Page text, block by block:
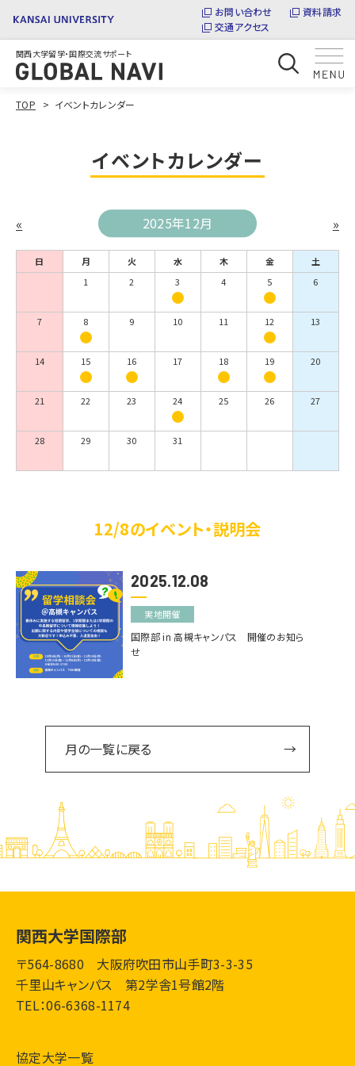
お問い合わせ
資料請求
交通アクセス
関西大学留学・国際交流サポート
TOP イベントカレンダー
イベントカレンダー
2025年12月
« »
日 月 火 水 木 金
土
1
2 3 4 5 6
7 8 9 10 11 12 13
14 15 16 17 18 19 20
21 22 23 24 25 26 27
28 29 30 31
12/8のイベント・説明会
2025.12.08
実地開催
国際部 in 高槻キャンパス 開催のお知ら
せ
月の一覧に戻る
関西大学国際部
〒564-8680 大阪府吹田市山手町3-3-35
千里山キャンパス 第2学舎1号館2階
TEL：06-6368-1174
協定大学一覧